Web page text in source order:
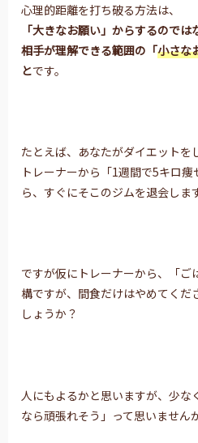
心理的距離を打ち破る方法は、
「大きなお願い」からするのでは
相手が理解できる範囲の「小さな
とです。
たとえば、あなたがダイエットを
トレーナーから「1週間で5キロ
ら、すぐにそこのジムを退会しま
ですが仮にトレーナーから、「
構ですが、間食だけはやめてくだ
しょうか？
人にもよるかと思いますが、少
なら頑張れそう」って思いませんか